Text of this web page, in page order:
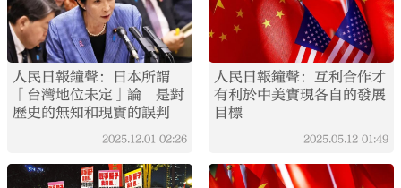
人民日報鐘聲：日本所謂
「台灣地位未定」論 是對
歷史的無知和現實的誤判
2025.12.01 02:26
人民日報鐘聲：互利合作才
有利於中美實現各自的發展
目標
2025.05.12 01:49